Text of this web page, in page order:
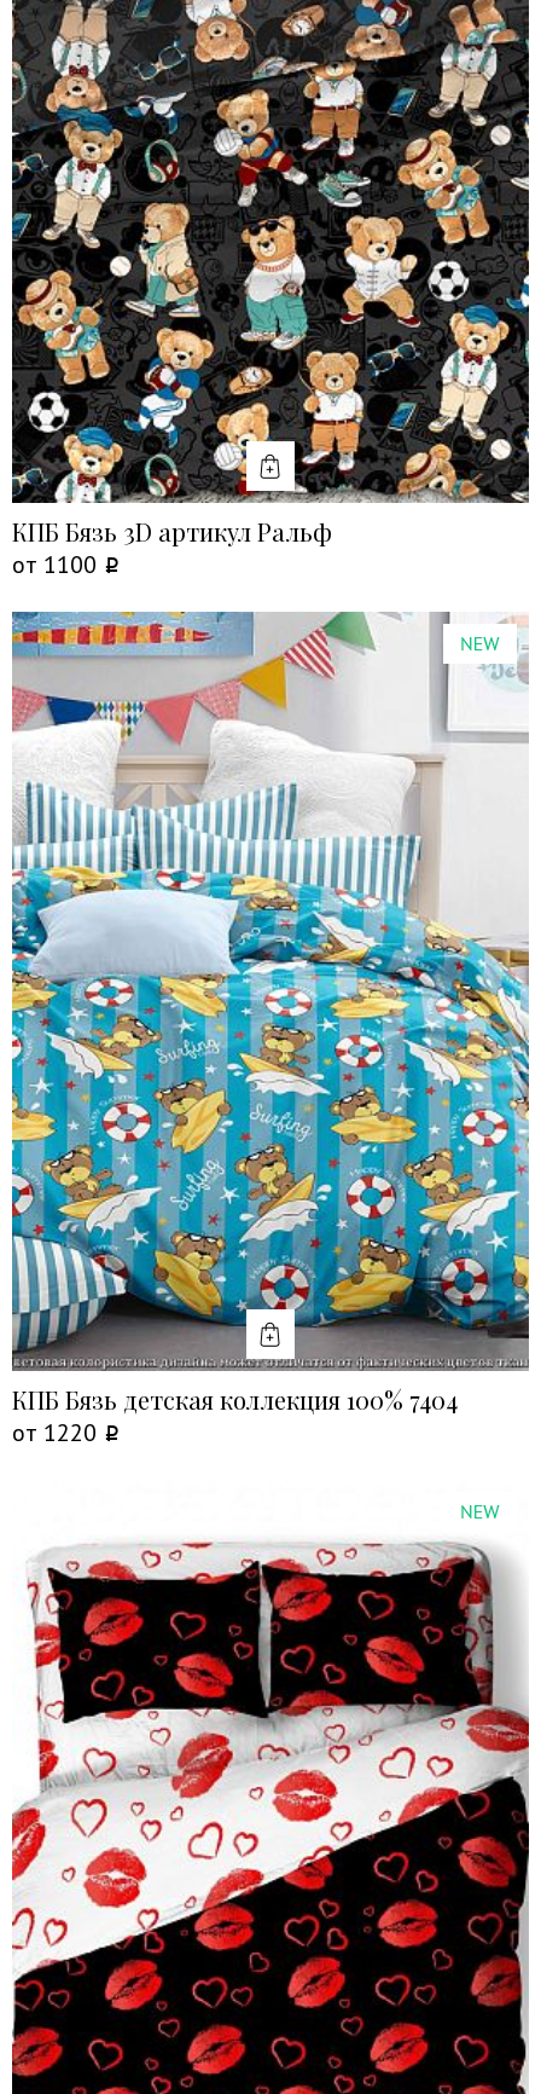
КУПИТЬ
КПБ Бязь 3D артикул Ральф
от 1100
КУПИТЬ
КПБ Бязь детская коллекция 100% 7404
от 1220